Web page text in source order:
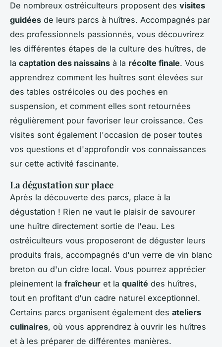
De nombreux ostréiculteurs proposent des visites
guidées de leurs parcs à huîtres. Accompagnés par
des professionnels passionnés, vous découvrirez
les différentes étapes de la culture des huîtres, de
la captation des naissains à la récolte finale. Vous
apprendrez comment les huîtres sont élevées sur
des tables ostréicoles ou des poches en
suspension, et comment elles sont retournées
régulièrement pour favoriser leur croissance. Ces
visites sont également l'occasion de poser toutes
vos questions et d'approfondir vos connaissances
sur cette activité fascinante.
La dégustation sur place
Après la découverte des parcs, place à la
dégustation ! Rien ne vaut le plaisir de savourer
une huître directement sortie de l'eau. Les
ostréiculteurs vous proposeront de déguster leurs
produits frais, accompagnés d'un verre de vin blanc
breton ou d'un cidre local. Vous pourrez apprécier
pleinement la fraîcheur et la qualité des huîtres,
tout en profitant d'un cadre naturel exceptionnel.
Certains parcs organisent également des ateliers
culinaires, où vous apprendrez à ouvrir les huîtres
et à les préparer de différentes manières.